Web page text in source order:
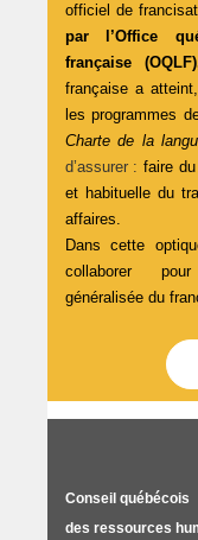
officiel de
par l’Office
française
française a
les programmes
Charte de la
d’assurer :faire
et habituelle du
affaires.
Dans cette
collaborer
généralisée du
Conseil québécois
des ressources